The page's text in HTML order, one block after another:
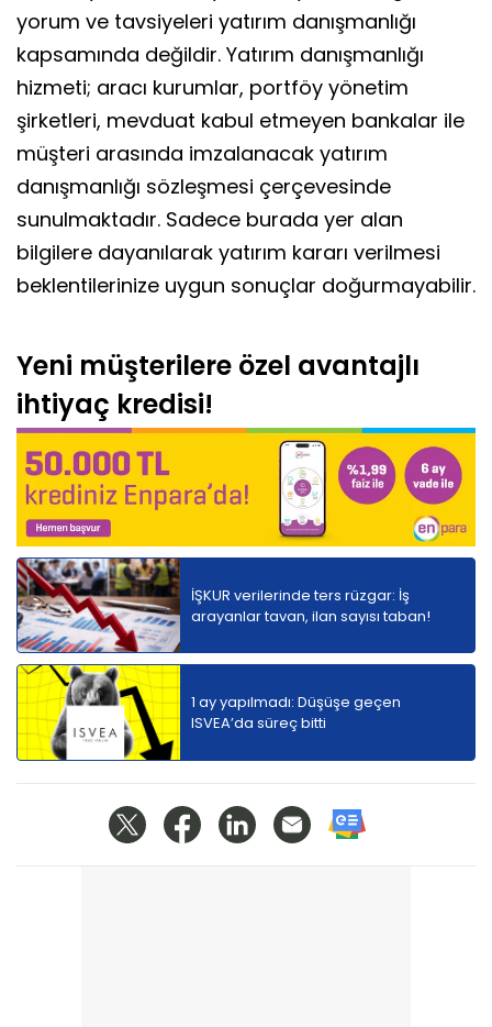
yorum ve tavsiyeleri yatırım danışmanlığı
kapsamında değildir. Yatırım danışmanlığı
hizmeti; aracı kurumlar, portföy yönetim
şirketleri, mevduat kabul etmeyen bankalar ile
müşteri arasında imzalanacak yatırım
danışmanlığı sözleşmesi çerçevesinde
sunulmaktadır. Sadece burada yer alan
bilgilere dayanılarak yatırım kararı verilmesi
beklentilerinize uygun sonuçlar doğurmayabilir.
Yeni müşterilere özel avantajlı
ihtiyaç kredisi!
İŞKUR verilerinde ters rüzgar: İş
arayanlar tavan, ilan sayısı taban!
1 ay yapılmadı: Düşüşe geçen
ISVEA’da süreç bitti